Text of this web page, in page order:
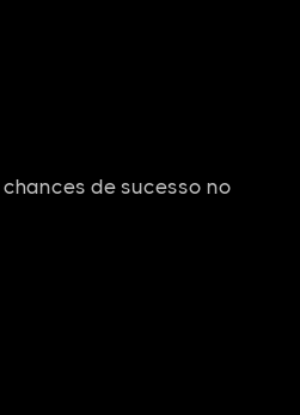
de sucesso no